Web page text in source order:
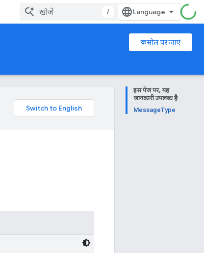
/
कंसोल पर जाएं
इस पेज पर, यह
जानकारी उपलब्ध है
MessageType